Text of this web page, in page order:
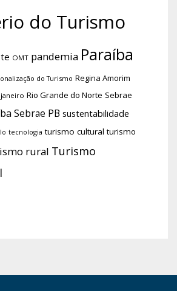
do Turismo
OMT pandemia Paraíba
do Turismo Regina Amorim
Rio Grande do Norte Sebrae
Sebrae PB sustentabilidade
tecnologia turismo cultural turismo
rural Turismo